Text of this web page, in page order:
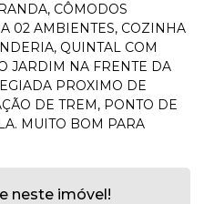
CÔMODOS
02 AMBIENTES, COZINHA
QUINTAL COM
JARDIM NA FRENTE DA
PROXIMO DE
DE TREM, PONTO DE
MUITO BOM PARA
neste imóvel!